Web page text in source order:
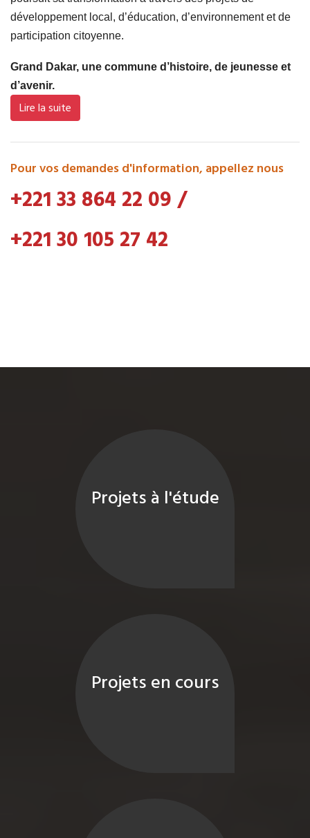
développement local, d’éducation, d’environnement et de
participation citoyenne.
Grand Dakar, une commune d’histoire, de jeunesse et
d’avenir.
Lire la suite
Pour vos demandes d'information, appellez nous
+221 33 864 22 09/
+221 30 105 27 42
Projets à l'étude
Projets en cours